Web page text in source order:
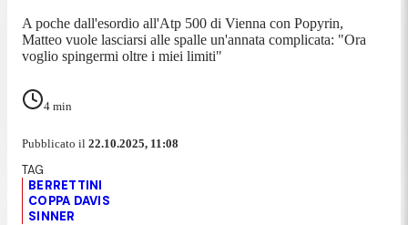
A poche dall'esordio all'Atp 500 di Vienna con Popyrin,
Matteo vuole lasciarsi alle spalle un'annata complicata: "Ora
voglio spingermi oltre i miei limiti"
4 min
Pubblicato il 22.10.2025, 11:08
BERRETTINI
COPPA DAVIS
SINNER